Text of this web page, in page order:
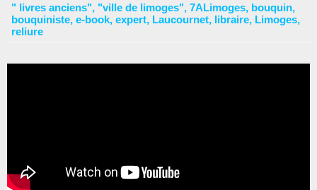
" livres anciens", "ville de limoges", 7ALimoges, bouquin,
bouquiniste, e-book, expert, Laucournet, libraire, Limoges,
reliure